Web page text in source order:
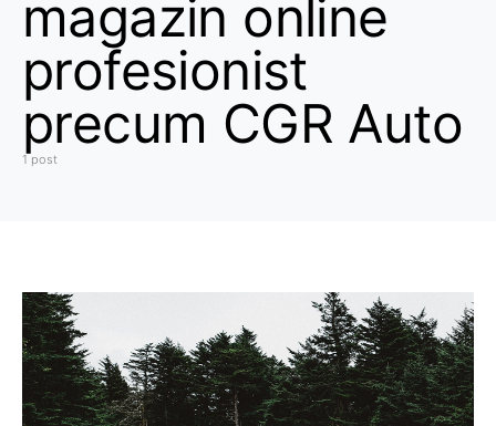
magazin online
profesionist
precum CGR Auto
1 post